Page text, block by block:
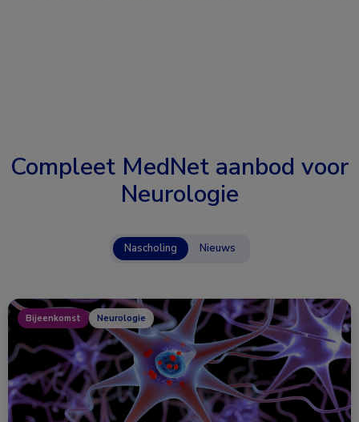
Compleet MedNet aanbod voor
Neurologie
Nascholing Nieuws
Bijeenkomst Neurologie